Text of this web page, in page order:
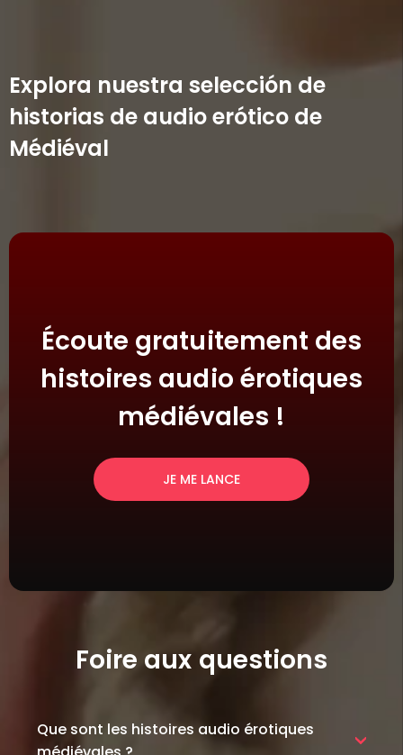
Explora nuestra selección de
historias de audio erótico de
Médiéval
Écoute gratuitement des
histoires audio érotiques
médiévales !
JE ME LANCE
Foire aux questions
Que sont les histoires audio érotiques